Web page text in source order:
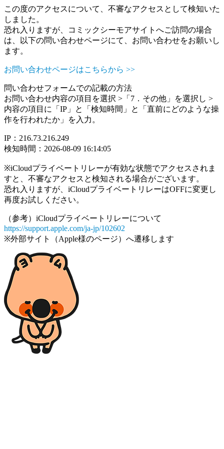
この度のアクセスについて、不審なアクセスとして検知いた
しました。
恐れ入りますが、コミックシーモアサイトへご訪問の場合
は、以下の問い合わせページにて、お問い合わせをお願いし
ます。
お問い合わせページはこちらから >>
問い合わせフォームでの記載の方法
お問い合わせ内容の項目を選択 >「7．その他」を選択し >
内容の項目に「IP」と「検知時間」と「直前にどのような操
作を行われたか」を入力。
IP：216.73.216.249
検知時間：2026-08-09 16:14:05
※iCloudプライベートリレーが有効な状態でアクセスされま
すと、不審なアクセスと検知される場合がございます。
恐れ入りますが、iCloudプライベートリレーはOFFに変更し
再度お試しください。
（参考）iCloudプライベートリレーについて
https://support.apple.com/ja-jp/102602
※外部サイト（Apple様のページ）へ遷移します